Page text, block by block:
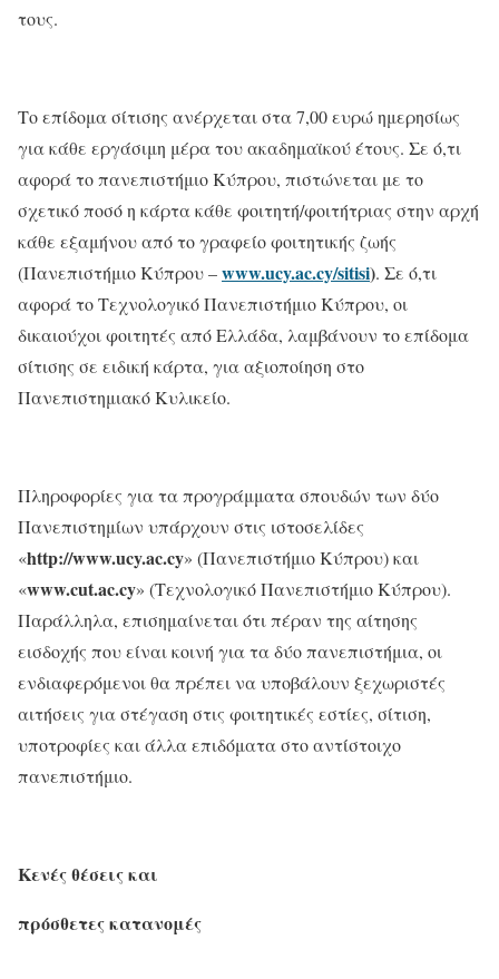
τους.
Το επίδομα σίτισης ανέρχεται στα 7,00 ευρώ ημερησίως
για κάθε εργάσιμη μέρα του ακαδημαϊκού έτους. Σε ό,τι
αφορά το πανεπιστήμιο Κύπρου, πιστώνεται με το
σχετικό ποσό η κάρτα κάθε φοιτητή/φοιτήτριας στην αρχή
κάθε εξαμήνου από το γραφείο φοιτητικής ζωής
(Πανεπιστήμιο Κύπρου –www.ucy.ac.cy/sitisi). Σε ό,τι
αφορά το Τεχνολογικό Πανεπιστήμιο Κύπρου, οι
δικαιούχοι φοιτητές από Ελλάδα, λαμβάνουν το επίδομα
σίτισης σε ειδική κάρτα, για αξιοποίηση στο
Πανεπιστημιακό Κυλικείο.
Πληροφορίες για τα προγράμματα σπουδών των δύο
Πανεπιστημίων υπάρχουν στις ιστοσελίδες
«http://www.ucy.ac.cy» (Πανεπιστήμιο Κύπρου) και
«www.cut.ac.cy» (Τεχνολογικό Πανεπιστήμιο Κύπρου).
Παράλληλα, επισημαίνεται ότι πέραν της αίτησης
εισδοχής που είναι κοινή για τα δύο πανεπιστήμια, οι
ενδιαφερόμενοι θα πρέπει να υποβάλουν ξεχωριστές
αιτήσεις για στέγαση στις φοιτητικές εστίες, σίτιση,
υποτροφίες και άλλα επιδόματα στο αντίστοιχο
πανεπιστήμιο.
Κενές θέσεις και
πρόσθετες κατανομές